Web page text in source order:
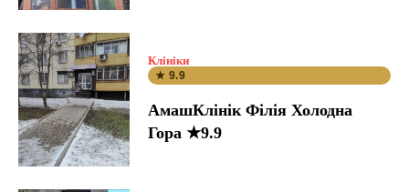
Клініки
★ 9.9
АмашКлінік Філія Холодна
Гора ★9.9